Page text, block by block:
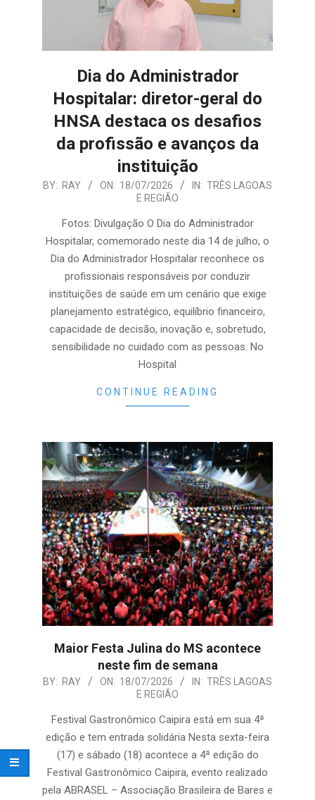
Dia do Administrador
Hospitalar: diretor-geral do
HNSA destaca os desafios
da profissão e avanços da
instituição
2026-
BY: RAY ON: 18/07/2026 IN: TRÊS LAGOAS
E REGIÃO
Fotos: Divulgação O Dia do Administrador
Hospitalar, comemorado neste dia 14 de julho, o
Dia do Administrador Hospitalar reconhece os
profissionais responsáveis por conduzir
instituições de saúde em um cenário que exige
planejamento estratégico, equilíbrio financeiro,
capacidade de decisão, inovação e, sobretudo,
sensibilidade no cuidado com as pessoas. No
Hospital
CONTINUE READING
Maior Festa Julina do MS acontece
neste fim de semana
2026-
18
BY: RAY ON: 18/07/2026 IN: TRÊS LAGOAS
E REGIÃO
Festival Gastronômico Caipira está em sua 4ª
edição e tem entrada solidária Nesta sexta-feira
(17) e sábado (18) acontece a 4ª edição do
Festival Gastronômico Caipira, evento realizado
pela ABRASEL – Associação Brasileira de Bares e